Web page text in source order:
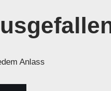
Anlass